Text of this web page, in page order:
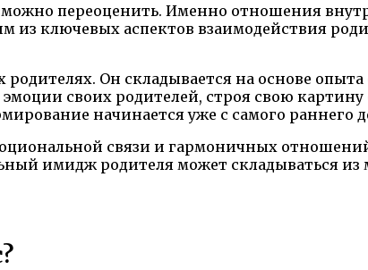
переоценить. Именно отношения
ключевых аспектов взаимодействия
Он складывается на основе
своих родителей, строя свою
начинается уже с самого раннего
связи и гармоничных
имидж родителя может складываться из